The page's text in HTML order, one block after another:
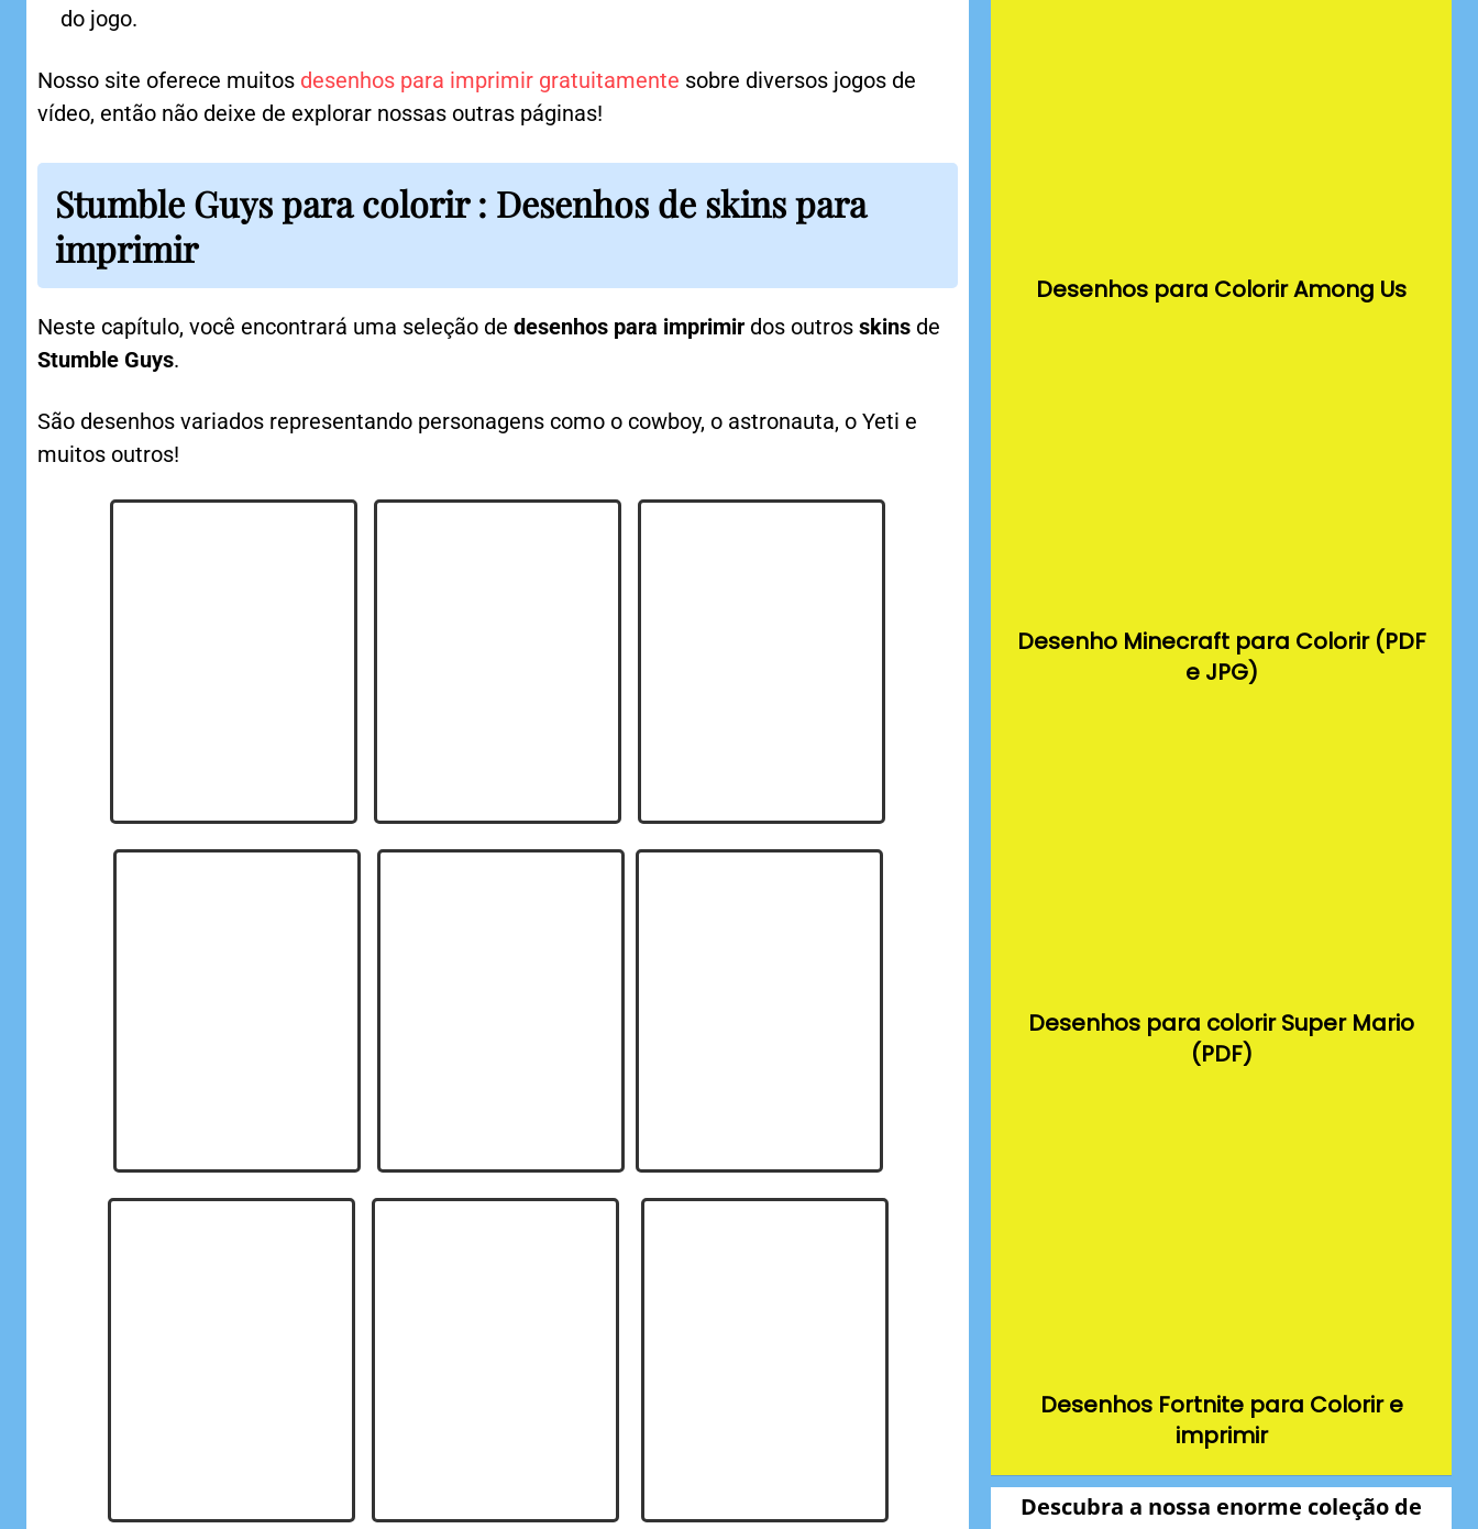
do jogo.
Nosso site oferece muitos desenhos para imprimir gratuitamente sobre diversos jogos de
vídeo, então não deixe de explorar nossas outras páginas!
Stumble Guys para colorir : Desenhos de skins para
imprimir
Neste capítulo, você encontrará uma seleção de desenhos para imprimir dos outros skins de
Stumble Guys.
São desenhos variados representando personagens como o cowboy, o astronauta, o Yeti e
muitos outros!
Desenhos para Colorir Among Us
Desenho Minecraft para Colorir (PDF
e JPG)
Desenhos para colorir Super Mario
(PDF)
Desenhos Fortnite para Colorir e
imprimir
Descubra a nossa enorme coleção de